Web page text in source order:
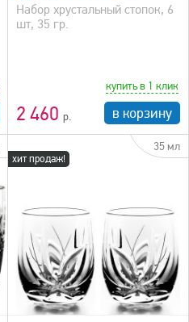
Набор хрустальный стопок, 6
шт, 35 гр.
2 460
купить в 1 клик
в корзину
хит продаж!
35 мл